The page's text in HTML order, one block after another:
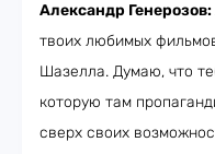
Александр Генерозов:
твоих любимых
Шазелла. Думаю, что
которую там
сверх своих